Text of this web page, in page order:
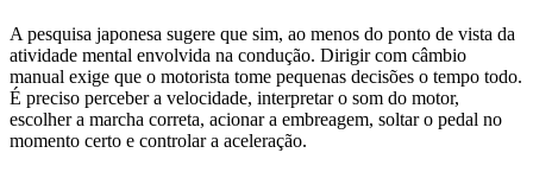
A pesquisa japonesa sugere que sim, ao menos do ponto de vista da
atividade mental envolvida na condução. Dirigir com câmbio
manual exige que o motorista tome pequenas decisões o tempo todo.
É preciso perceber a velocidade, interpretar o som do motor,
escolher a marcha correta, acionar a embreagem, soltar o pedal no
momento certo e controlar a aceleração.